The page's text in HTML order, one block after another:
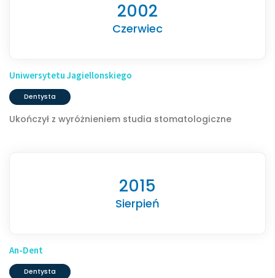
2002
Czerwiec
Uniwersytetu Jagiellonskiego
Dentysta
Ukończył z wyróżnieniem studia stomatologiczne
2015
Sierpień
An-Dent
Dentysta